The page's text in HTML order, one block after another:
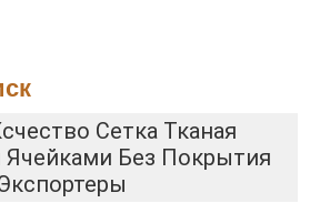
Сетка Тканая
Без Покрытия